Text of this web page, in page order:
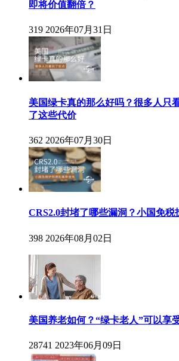
即将价值翻倍？
319 2026年07月31日
美国绿卡真的那么好吗？很多人只
了这些代价
362 2026年07月30日
CRS2.0封堵了哪些漏洞？小国免税
398 2026年08月02日
美国养老如何？“绿卡老人”可以享
28741 2023年06月09日